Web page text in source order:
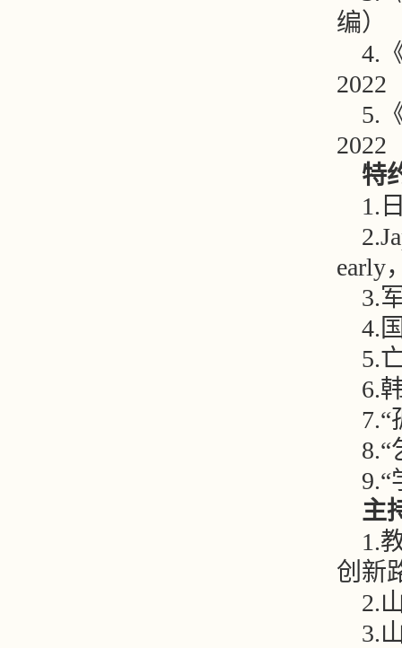
编）
4.
2022
5.
2022
特
1.
early
3.
4.
5.
6.
8.“
9.“
主
1.
创新
2.
3.